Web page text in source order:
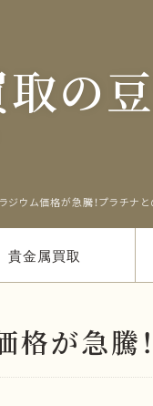
の
ジウム価格が急騰！プラチナ
貴金属買取
格が急騰